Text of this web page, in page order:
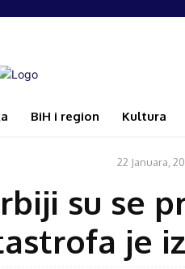
BiH i region Kultura
22 Januara,
su se
je